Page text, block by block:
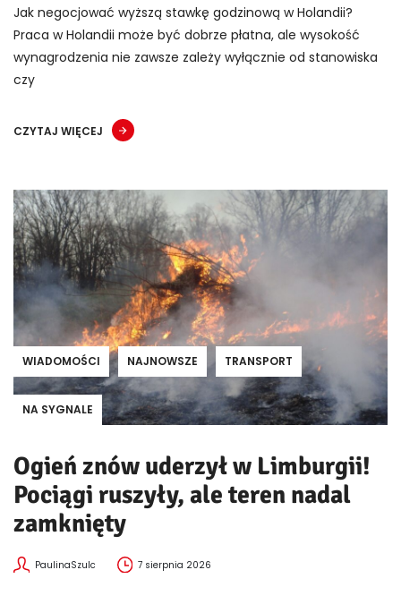
Jak negocjować wyższą stawkę godzinową w Holandii?
Praca w Holandii może być dobrze płatna, ale wysokość
wynagrodzenia nie zawsze zależy wyłącznie od stanowiska
czy
CZYTAJ WIĘCEJ
WIADOMOŚCI NAJNOWSZE TRANSPORT
NA SYGNALE
Ogień znów uderzył w Limburgii!
Pociągi ruszyły, ale teren nadal
zamknięty
PaulinaSzulc 7 sierpnia 2026